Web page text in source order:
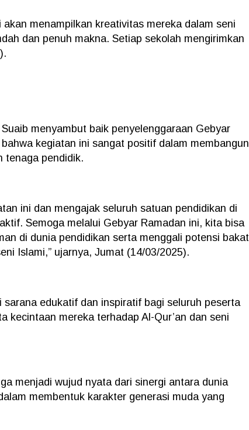
menampilkan kreativitas mereka dalam seni
dan penuh makna. Setiap sekolah mengirimkan
menyambut baik penyelenggaraan Gebyar
kegiatan ini sangat positif dalam membangun
tenaga pendidik.
ini dan mengajak seluruh satuan pendidikan di
Semoga melalui Gebyar Ramadan ini, kita bisa
di dunia pendidikan serta menggali potensi bakat
Islami,” ujarnya, Jumat (14/03/2025).
edukatif dan inspiratif bagi seluruh peserta
kecintaan mereka terhadap Al-Qur’an dan seni
menjadi wujud nyata dari sinergi antara dunia
membentuk karakter generasi muda yang